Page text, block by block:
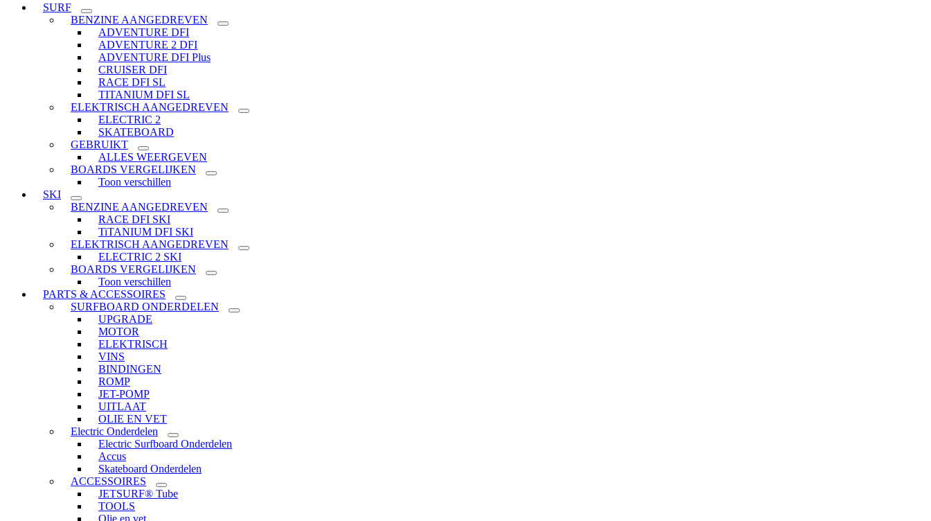
Nederlands
SURF
BENZINE AANGEDREVEN
ADVENTURE DFI
ADVENTURE 2 DFI
ADVENTURE DFI Plus
CRUISER DFI
RACE DFI SL
TITANIUM DFI SL
ELEKTRISCH AANGEDREVEN
ELECTRIC 2
SKATEBOARD
GEBRUIKT
ALLES WEERGEVEN
BOARDS VERGELIJKEN
Toon verschillen
SKI
BENZINE AANGEDREVEN
RACE DFI SKI
TiTANIUM DFI SKI
ELEKTRISCH AANGEDREVEN
ELECTRIC 2 SKI
BOARDS VERGELIJKEN
Toon verschillen
PARTS & ACCESSOIRES
SURFBOARD ONDERDELEN
UPGRADE
MOTOR
ELEKTRISCH
VINS
BINDINGEN
ROMP
JET-POMP
UITLAAT
OLIE EN VET
Electric Onderdelen
Electric Surfboard Onderdelen
Accus
Skateboard Onderdelen
ACCESSOIRES
JETSURF® Tube
TOOLS
Olie en vet